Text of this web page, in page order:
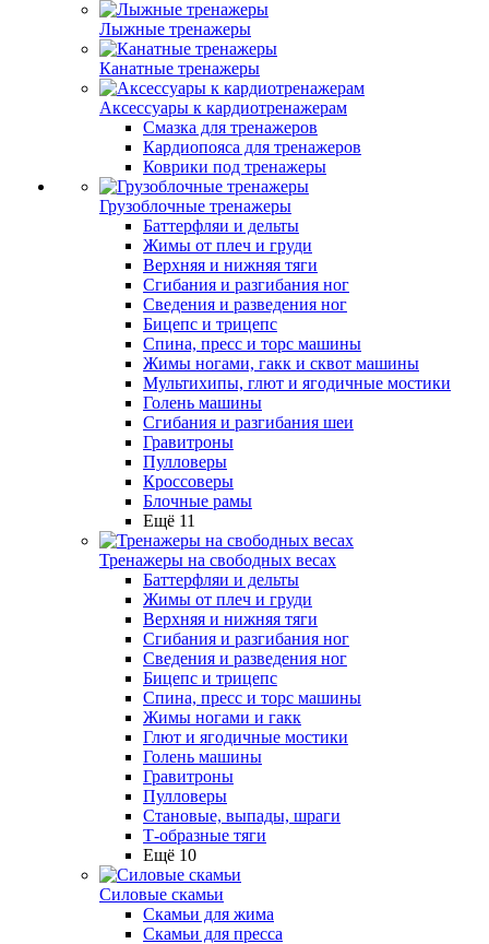
Лыжные тренажеры
Канатные тренажеры
Аксессуары к кардиотренажерам
Смазка для тренажеров
Кардиопояса для тренажеров
Коврики под тренажеры
Грузоблочные тренажеры
Баттерфляи и дельты
Жимы от плеч и груди
Верхняя и нижняя тяги
Сгибания и разгибания ног
Сведения и разведения ног
Бицепс и трицепс
Спина, пресс и торс машины
Жимы ногами, гакк и сквот машины
Мультихипы, глют и ягодичные мостики
Голень машины
Сгибания и разгибания шеи
Гравитроны
Пулловеры
Кроссоверы
Блочные рамы
Ещё 11
Тренажеры на свободных весах
Баттерфляи и дельты
Жимы от плеч и груди
Верхняя и нижняя тяги
Сгибания и разгибания ног
Сведения и разведения ног
Бицепс и трицепс
Спина, пресс и торс машины
Жимы ногами и гакк
Глют и ягодичные мостики
Голень машины
Гравитроны
Пулловеры
Становые, выпады, шраги
Т-образные тяги
Ещё 10
Силовые скамьи
Скамьи для жима
Скамьи для пресса